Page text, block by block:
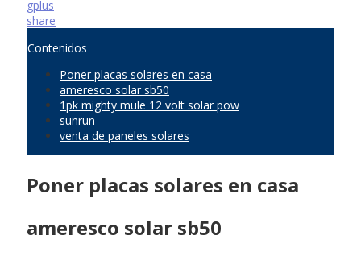
gplus
share
Contenidos
Poner placas solares en casa
ameresco solar sb50
1pk mighty mule 12 volt solar pow
sunrun
venta de paneles solares
Poner placas solares en casa
ameresco solar sb50